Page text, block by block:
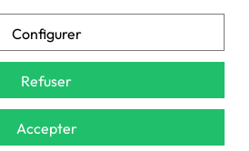
Provence 🫏 | Gérer mes cookies
mon droit de rétractation
Configurer
Refuser
Accepter